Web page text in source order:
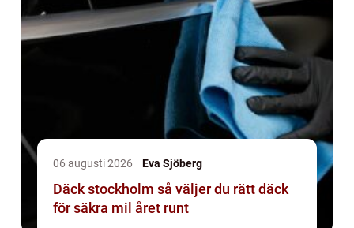
06 augusti 2026 Eva Sjöberg
Däck stockholm så väljer du rätt däck
för säkra mil året runt